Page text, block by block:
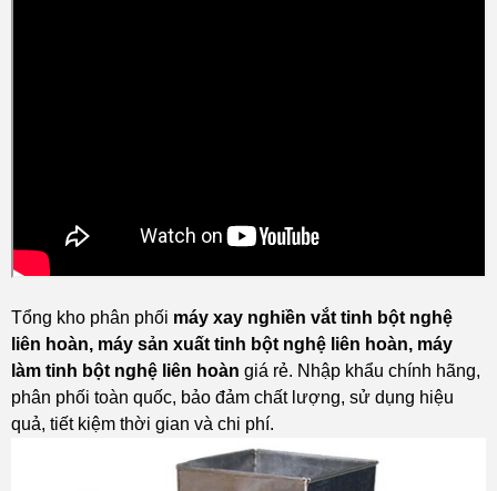
Tổng kho phân phối máy xay nghiền vắt tinh bột nghệ
liên hoàn, máy sản xuất tinh bột nghệ liên hoàn, máy
làm tinh bột nghệ liên hoàn giá rẻ. Nhập khẩu chính hãng,
phân phối toàn quốc, bảo đảm chất lượng, sử dụng hiệu
quả, tiết kiệm thời gian và chi phí.